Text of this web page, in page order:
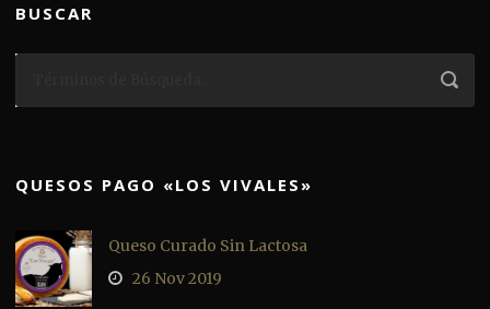
BUSCAR
QUESOS PAGO «LOS VIVALES»
Queso Curado Sin Lactosa
26 Nov 2019